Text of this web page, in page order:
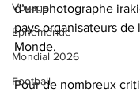
Voyage
Éphéméride
Mondial 2026
Football
d’un photographe
pays organisateurs de
Monde.
Pour de nombreux